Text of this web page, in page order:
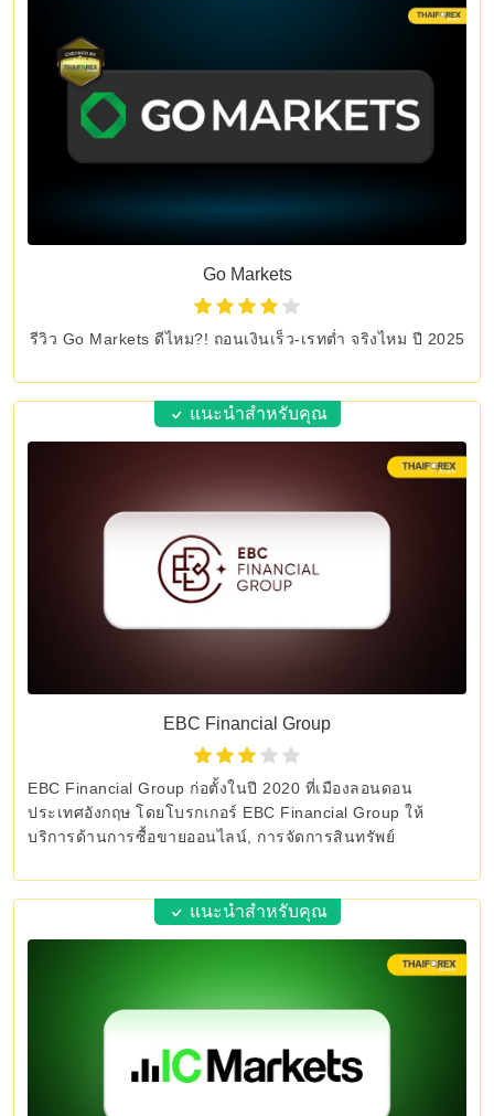
Go Markets
รีวิว Go Markets ดีไหม?! ถอนเงินเร็ว-เรทต่ำ จริงไหม ปี 2025
แนะนำสำหรับคุณ
EBC Financial Group
EBC Financial Group ก่อตั้งในปี 2020 ที่เมืองลอนดอน
ประเทศอังกฤษ โดยโบรกเกอร์ EBC Financial Group ให้
บริการด้านการซื้อขายออนไลน์, การจัดการสินทรัพย์
แนะนำสำหรับคุณ